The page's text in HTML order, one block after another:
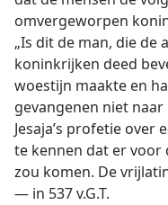
omvergeworpen
„Is dit de man, die de
koninkrijken deed
woestijn maakte en
gevangenen niet naar
Jesaja’s profetie
te kennen dat er voor
zou komen. De
— in 537 v.G.T.